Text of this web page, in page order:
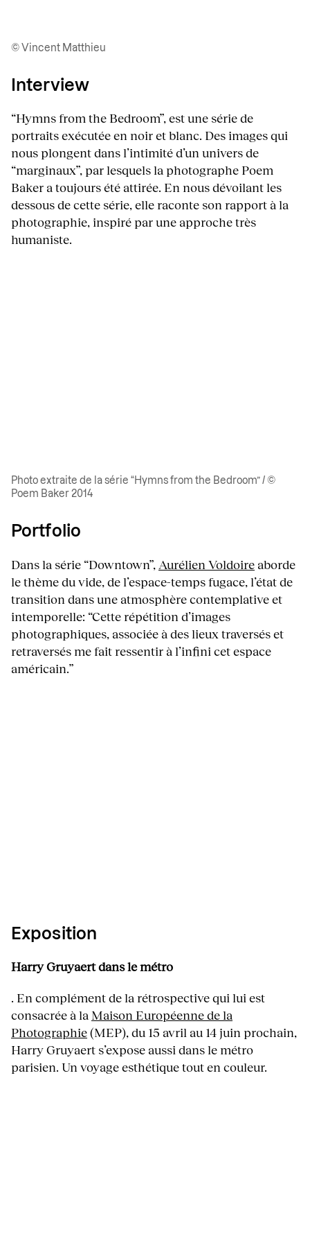
© Vincent Matthieu
Interview
“Hymns from the Bedroom”, est une série de
portraits exécutée en noir et blanc. Des images qui
nous plongent dans l’intimité d’un univers de
“marginaux”, par lesquels la photographe Poem
Baker a toujours été attirée. En nous dévoilant les
dessous de cette série, elle raconte son rapport à la
photographie, inspiré par une approche très
humaniste.
Photo extraite de la série “Hymns from the Bedroom” / ©
Poem Baker 2014
Portfolio
Dans la série “Downtown”, Aurélien Voldoire aborde
le thème du vide, de l’espace-temps fugace, l’état de
transition dans une atmosphère contemplative et
intemporelle: “Cette répétition d’images
photographiques, associée à des lieux traversés et
retraversés me fait ressentir à l’infini cet espace
américain.”
Exposition
Harry Gruyaert dans le métro
. En complément de la rétrospective qui lui est
consacrée à la Maison Européenne de la
Photographie(MEP), du 15 avril au 14 juin prochain,
Harry Gruyaert s’expose aussi dans le métro
parisien. Un voyage esthétique tout en couleur.